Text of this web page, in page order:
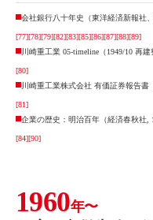
会社銀行八十年史（東洋経済新報社
[77][78][79][82][83][85][86][87][88][89]
川崎重工業 05-timeline（1949/10 再建
[80]
川崎重工業株式会社 有価証券報告書
[81]
企業の歴史：明治百年（経済春秋社,
[84][90]
1960年〜